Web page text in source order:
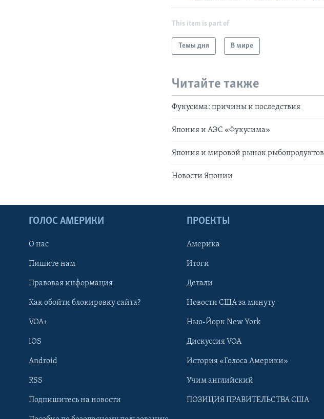
Learning English
This item is part of
Темы дня В мире
Читайте также
Фукусима: причины и последствия
Япония и АЭС «Фукусима»
Япония и мировой рынок рыбопродуктов
Новости Японии
ГОЛОС АМЕРИКИ
О нас
Пишите нам
Правовая информация
Как обойти блокировку сайта?
VOA+
iOS
Android
RSS
Подпишитесь на новости
ПРОЕКТЫ
Америка
Итоги
Детали
Новости США за минуту
Нью-Йорк New York
Дискуссия VOA
История «Голоса Америки»
Учим английский
ПОЗИЦИЯ ПРАВИТЕЛЬСТВА США